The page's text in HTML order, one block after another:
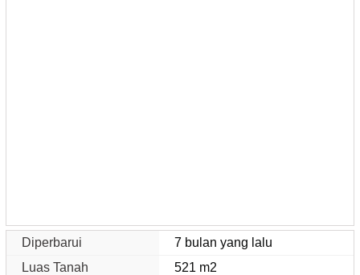
Diperbarui
7 bulan yang lalu
Luas Tanah
521 m2